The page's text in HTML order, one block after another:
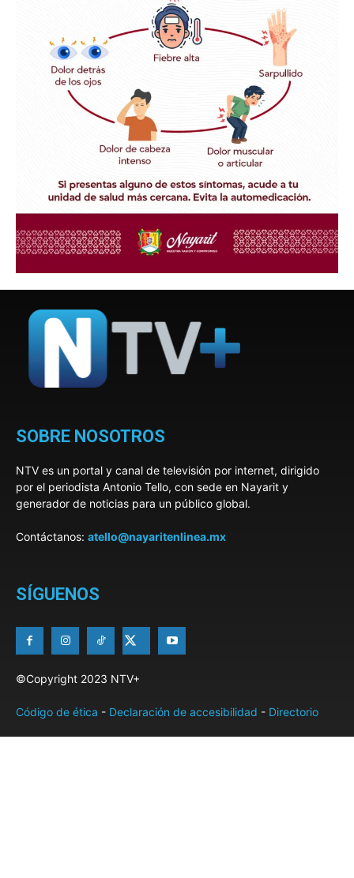
SOBRE NOSOTROS
NTV es un portal y canal de televisión por internet, dirigido
por el periodista Antonio Tello, con sede en Nayarit y
generador de noticias para un público global.
Contáctanos: atello@nayaritenlinea.mx
SÍGUENOS
©Copyright 2023 NTV+
Código de ética - Declaración de accesibilidad - Directorio